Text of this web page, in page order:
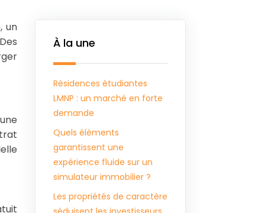
À la une
Résidences étudiantes
LMNP : un marché en forte
demande
Quels éléments
garantissent une
expérience fluide sur un
simulateur immobilier ?
Les propriétés de caractère